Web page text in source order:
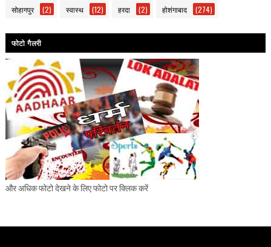
सोहागपुर (2) स्वास्थ (12) हरदा (2) होशंगाबाद (274)
फोटो गैलरी
और अधिक फोटो देखने के लिए फोटो पर क्लिक करें